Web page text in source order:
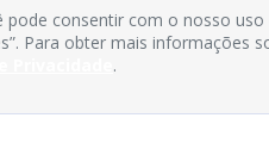
pode consentir com o nosso uso
Para obter mais informações
.